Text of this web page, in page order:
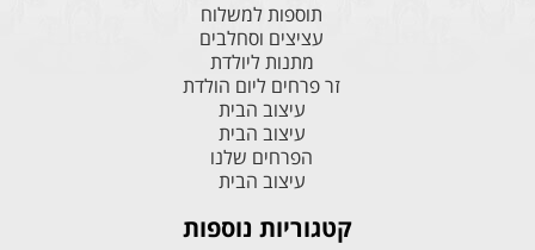
תוספות למשלוח
עציצים וסחלבים
מתנות ליולדת
זר פרחים ליום הולדת
עיצוב הבית
עיצוב הבית
הפרחים שלנו
עיצוב הבית
קטגוריות נוספות